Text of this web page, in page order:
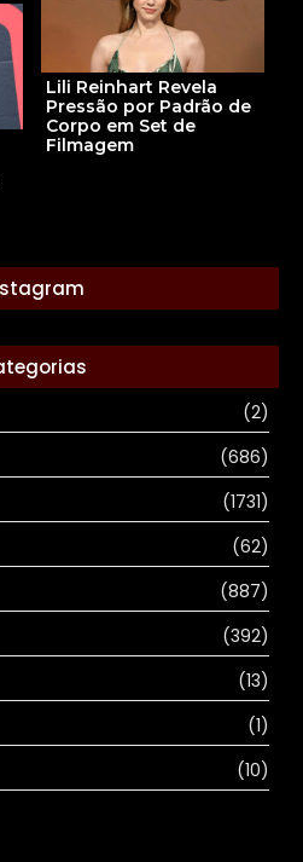
Lili Reinhart Revela
Pressão por Padrão de
Corpo em Set de
Filmagem
(2)
(686)
(1731)
(62)
(887)
(392)
(13)
(1)
(10)